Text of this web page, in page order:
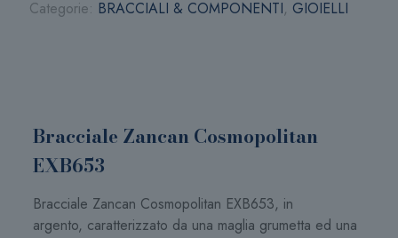
Categorie: BRACCIALI & COMPONENTI, GIOIELLI
Bracciale Zancan Cosmopolitan
EXB653
Bracciale Zancan Cosmopolitan EXB653, in
argento, caratterizzato da una maglia grumetta ed una